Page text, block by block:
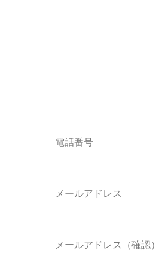
電話番号
メールアドレス
メールアドレス（確認）